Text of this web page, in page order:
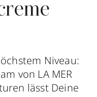
Niveau:
von LA MER
lässt Deine